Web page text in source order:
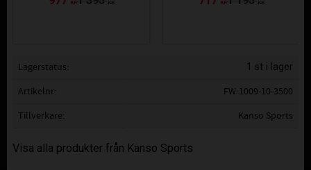
KR KR KR KR
Lagerstatus 1 st i lager
Artikelnr
FW-1009-10-3500
Tillverkare
Kanso Sports
Visa alla produkter från Kanso Sports